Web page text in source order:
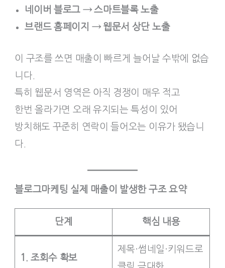
네이버 블로그 → 스마트블록 노출
브랜드 홈페이지 → 웹문서 상단 노출
이 구조를 쓰면 매출이 빠르게 늘어날 수밖에 없습
니다.
특히 웹문서 영역은 아직 경쟁이 매우 적고
한번 올라가면 오래 유지되는 특성이 있어
방치해도 꾸준히 연락이 들어오는 이유가 됐습니
다.
블로그마케팅 실제 매출이 발생한 구조 요약
단계 핵심 내용
1. 조회수 확보
제목·썸네일·키워드로